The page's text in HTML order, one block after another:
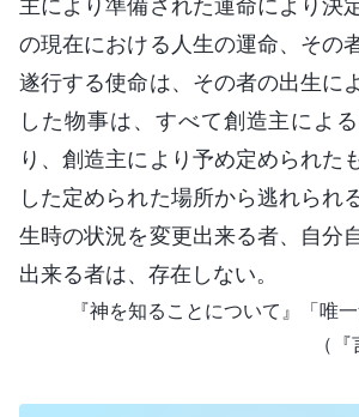
主により準備された運命により決
の現在における人生の運命、その
遂行する使命は、その者の出生に
した物事は、すべて創造主によ
り、創造主により予め定められた
した定められた場所から逃れられ
生時の状況を変更出来る者、自分
出来る者は、存在しない。
『神を知ることについて』「唯
（